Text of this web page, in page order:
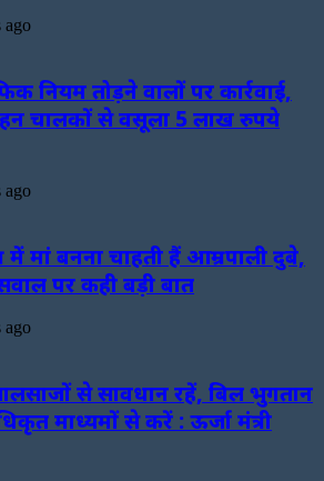
ago
नियम तोड़ने वालों पर कार्रवाई,
चालकों से वसूला 5 लाख रुपये
ago
में मां बनना चाहती हैं आम्रपाली दुबे,
पर कही बड़ी बात
ago
से सावधान रहें, बिल भुगतान
माध्यमों से करें : ऊर्जा मंत्री